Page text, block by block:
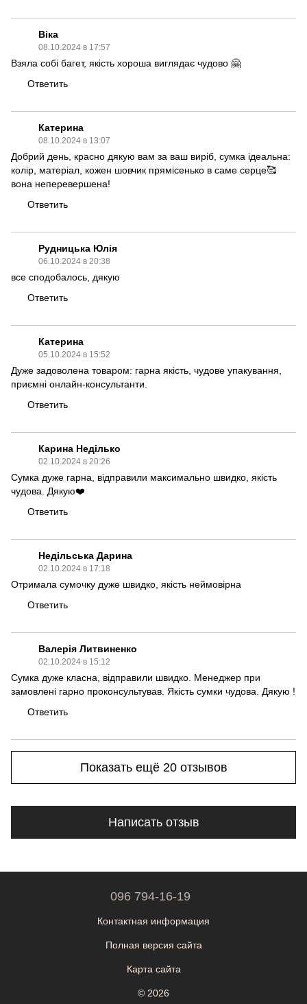
Віка
08.10.2024 в 17:57
Взяла собі багет, якість хороша виглядає чудово 🤗
Ответить
Катерина
08.10.2024 в 13:07
Добрий день, красно дякую вам за ваш виріб, сумка ідеальна:
колір, матеріал, кожен шовчик прямісенько в саме серце🥰
вона неперевершена!
Ответить
Рудницька Юлія
06.10.2024 в 20:38
все сподобалось, дякую
Ответить
Катерина
05.10.2024 в 15:52
Дуже задоволена товаром: гарна якість, чудове упакування,
приємні онлайн-консультанти.
Ответить
Карина Неділько
02.10.2024 в 20:26
Сумка дуже гарна, відправили максимально швидко, якість
чудова. Дякую❤️
Ответить
Недільська Дарина
02.10.2024 в 17:18
Отримала сумочку дуже швидко, якість неймовірна
Ответить
Валерія Литвиненко
02.10.2024 в 15:12
Сумка дуже класна, відправили швидко. Менеджер при
замовлені гарно проконсультував. Якість сумки чудова. Дякую !
Ответить
Показать ещё 20 отзывов
Написать отзыв
096 794-16-19
Контактная информация
Полная версия сайта
Карта сайта
© 2026